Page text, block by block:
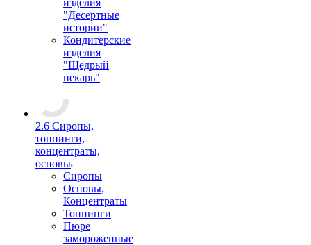
изделия
"Десертные
истории"
Кондитерские
изделия
"Щедрый
пекарь"
2.6 Сиропы,
топпинги,
концентраты,
основы
Сиропы
Основы,
Концентраты
Топпинги
Пюре
замороженные